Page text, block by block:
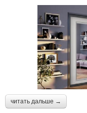
читать дальше →